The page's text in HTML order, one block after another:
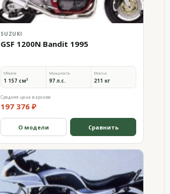
SUZUKI
GSF 1200N Bandit 1995
Объём
1 157 см³
Мощность
97 л.с.
Масса
211 кг
Средняя цена в архиве
197 376 ₽
О модели Сравнить